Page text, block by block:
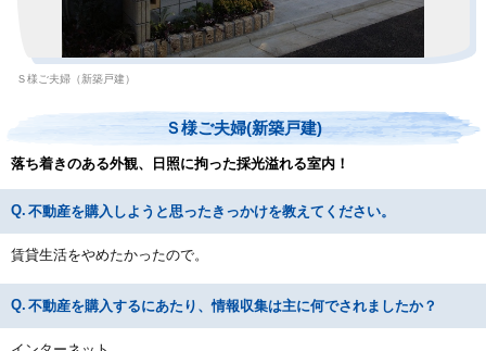
Ｓ様ご夫婦（新築戸建）
Ｓ様ご夫婦(新築戸建)
落ち着きのある外観、日照に拘った採光溢れる室内！
不動産を購入しようと思ったきっかけを教えてください。
賃貸生活をやめたかったので。
不動産を購入するにあたり、情報収集は主に何でされましたか？